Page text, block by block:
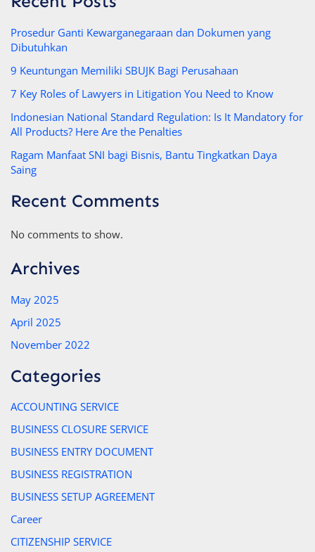
Prosedur Ganti Kewarganegaraan dan Dokumen yang
Dibutuhkan
9 Keuntungan Memiliki SBUJK Bagi Perusahaan
7 Key Roles of Lawyers in Litigation You Need to Know
Indonesian National Standard Regulation: Is It Mandatory for
All Products? Here Are the Penalties
Ragam Manfaat SNI bagi Bisnis, Bantu Tingkatkan Daya
Saing
Recent Comments
No comments to show.
Archives
May 2025
April 2025
November 2022
Categories
ACCOUNTING SERVICE
BUSINESS CLOSURE SERVICE
BUSINESS ENTRY DOCUMENT
BUSINESS REGISTRATION
BUSINESS SETUP AGREEMENT
Career
CITIZENSHIP SERVICE